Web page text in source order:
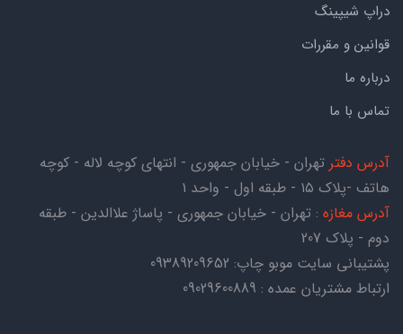
دراپ شیپینگ
قوانین و مقررات
درباره ما
تماس با ما
آدرس دفتر تهران - خیابان جمهوری - انتهای کوچه لاله - کوچه
هاتف -پلاک ۱۵ - طبقه اول - واحد ۱
آدرس مغازه : تهران - خیابان جمهوری - پاساژ علاالدین - طبقه
دوم - پلاک 207
پشتیبانی سایت موبو چاپ: 09389209652
ارتباط مشتریان عمده : 09029600889